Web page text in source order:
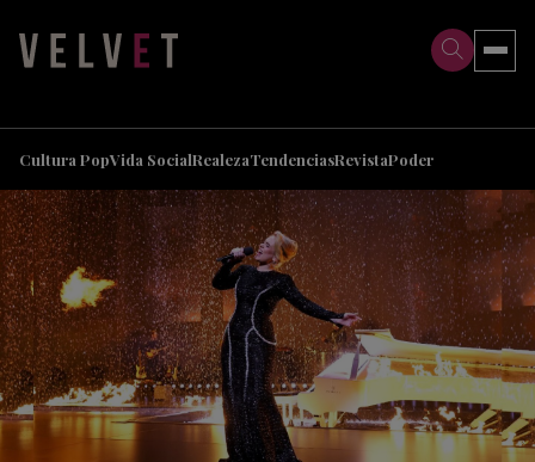
Cultura PopVida SocialRealezaTendenciasRevistaPoder